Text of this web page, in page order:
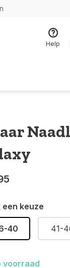
Help
een keuze
40 41-
voorraad